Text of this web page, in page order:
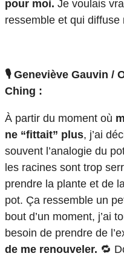
pour moi. Je voulais
ressemble et qui
🎙️ Geneviève Gauvin /
Ching :
À partir du moment où
ne “fittait” plus, j’ai
souvent l’analogie du
les racines sont trop
prendre la plante et de
pot. Ça ressemble un
bout d’un moment, j’ai
besoin de prendre de
de me renouveler. 🔁